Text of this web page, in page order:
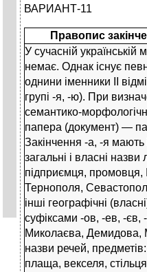
ВАРИАНТ-11
Правопис
У сучасній
немає. Однак існує
однини іменники II
групі -я, -ю). При
семантико-
папера (документ) —
Закінчення -а, -я
загальні і власні
підприємця,
Тернополя,
інші географічні
суфіксами -ов, -ев, -єв,
Миколаєва, Демидова,
назви речей,
плаща, векселя,